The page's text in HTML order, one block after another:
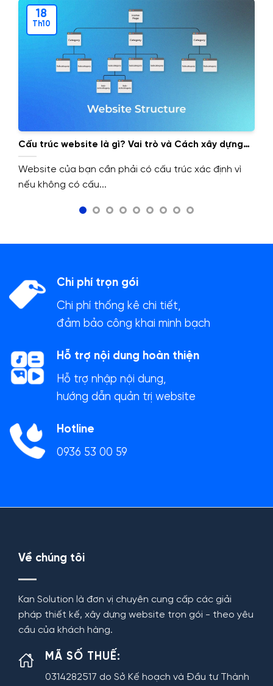
Cấu trúc website là gì? Vai trò và Cách xây dựng
cấu trúc website.
Website của bạn cần phải có cấu trúc xác định vì
nếu không có cấu...
18
Th10
Chi phí trọn gói
Chi phí thống kê chi tiết,
đảm bảo công khai minh bạch
Hỗ trợ nội dung hoàn thiện
Hỗ trợ nhập nội dung,
hướng dẫn quản trị website
Hotline
0936 53 00 59
Về chúng tôi
Kan Solution là đơn vị chuyên cung cấp các giải
pháp thiết kế, xây dựng website trọn gói - theo yêu
cầu của khách hàng.
MÃ SỐ THUẾ:
0314282517 do Sở Kế hoạch và Đầu tư Thành